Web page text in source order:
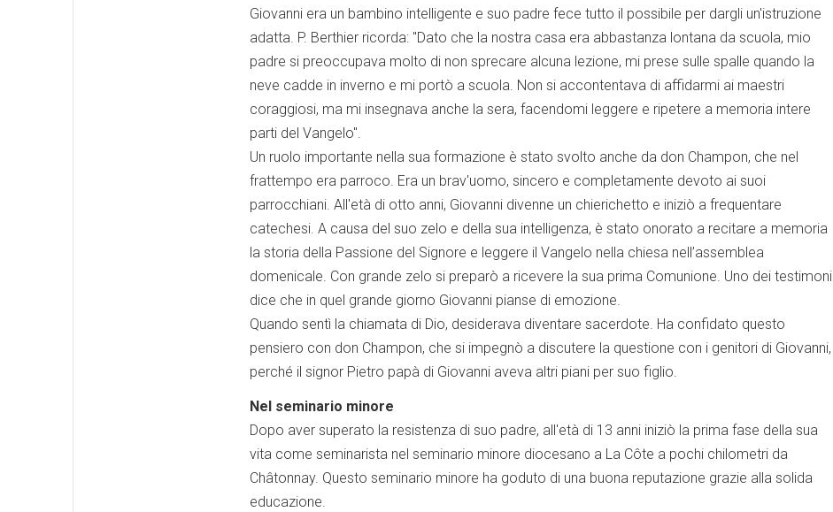
Giovanni era un bambino intelligente e suo padre fece tutto il possibile per dargli un'istruzione
adatta. P. Berthier ricorda: "Dato che la nostra casa era abbastanza lontana da scuola, mio
padre si preoccupava molto di non sprecare alcuna lezione, mi prese sulle spalle quando la
neve cadde in inverno e mi portò a scuola. Non si accontentava di affidarmi ai maestri
coraggiosi, ma mi insegnava anche la sera, facendomi leggere e ripetere a memoria intere
parti del Vangelo".
Un ruolo importante nella sua formazione è stato svolto anche da don Champon, che nel
frattempo era parroco. Era un brav'uomo, sincero e completamente devoto ai suoi
parrocchiani. All'età di otto anni, Giovanni divenne un chierichetto e iniziò a frequentare
catechesi. A causa del suo zelo e della sua intelligenza, è stato onorato a recitare a memoria
la storia della Passione del Signore e leggere il Vangelo nella chiesa nell’assemblea
domenicale. Con grande zelo si preparò a ricevere la sua prima Comunione. Uno dei testimoni
dice che in quel grande giorno Giovanni pianse di emozione.
Quando sentì la chiamata di Dio, desiderava diventare sacerdote. Ha confidato questo
pensiero con don Champon, che si impegnò a discutere la questione con i genitori di Giovanni,
perché il signor Pietro papà di Giovanni aveva altri piani per suo figlio.
Nel seminario minore
Dopo aver superato la resistenza di suo padre, all'età di 13 anni iniziò la prima fase della sua
vita come seminarista nel seminario minore diocesano a La Côte a pochi chilometri da
Châtonnay. Questo seminario minore ha goduto di una buona reputazione grazie alla solida
educazione.